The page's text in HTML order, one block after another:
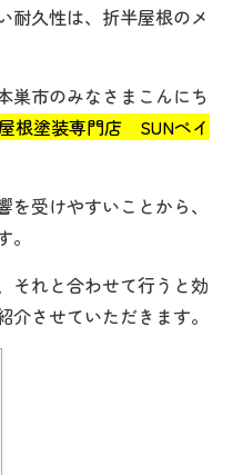
耐久性は、折半屋根のメ
巣市のみなさまこんにち
根塗装専門店 SUNペイ
受けやすいことから、
それと合わせて行うと効
させていただきます。